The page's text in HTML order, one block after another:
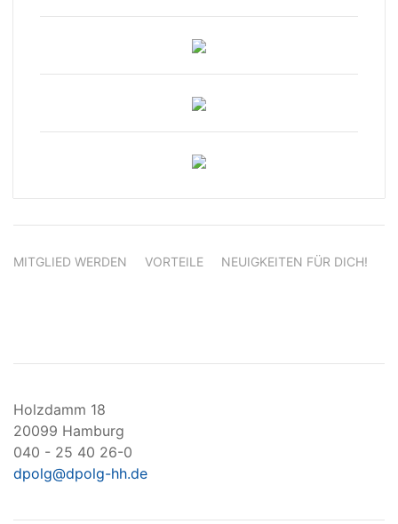
MITGLIED WERDEN VORTEILE NEUIGKEITEN FÜR DICH!
Holzdamm 18
20099 Hamburg
040 - 25 40 26-0
dpolg@dpolg-hh.de